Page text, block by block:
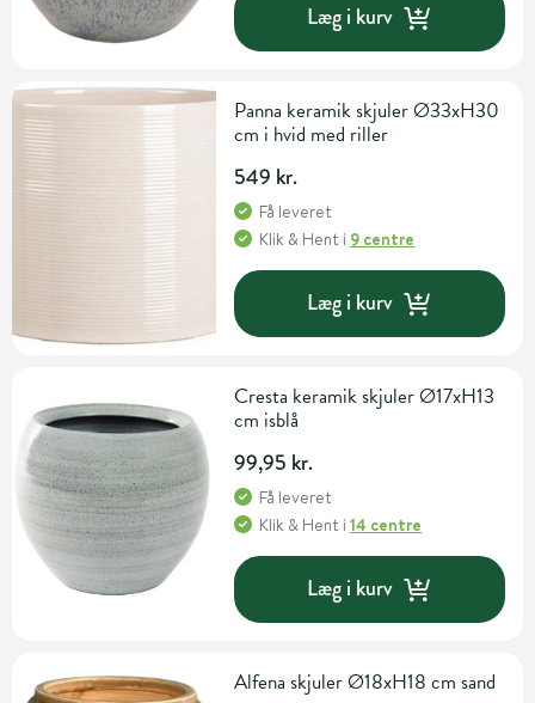
Læg i kurv
Panna keramik skjuler Ø33xH30
cm i hvid med riller
549 kr.
Få leveret
Klik & Hent i 9 centre
Læg i kurv
Cresta keramik skjuler Ø17xH13
cm isblå
99,95 kr.
Få leveret
Klik & Hent i14 centre
Læg i kurv
Alfena skjuler Ø18xH18 cm sand